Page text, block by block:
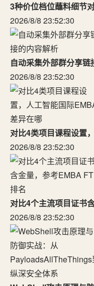
3种价位档位蘸料细节
2026/8/8 23:52:30
自动采集外部群分享链
2026/8/8 23:52:30
对比4类项目课程设置
2026/8/8 23:52:30
对比4个主流项目证书
2026/8/8 23:52:30